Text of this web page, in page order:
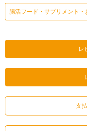
腸活フード・サプリメント・
レ
支